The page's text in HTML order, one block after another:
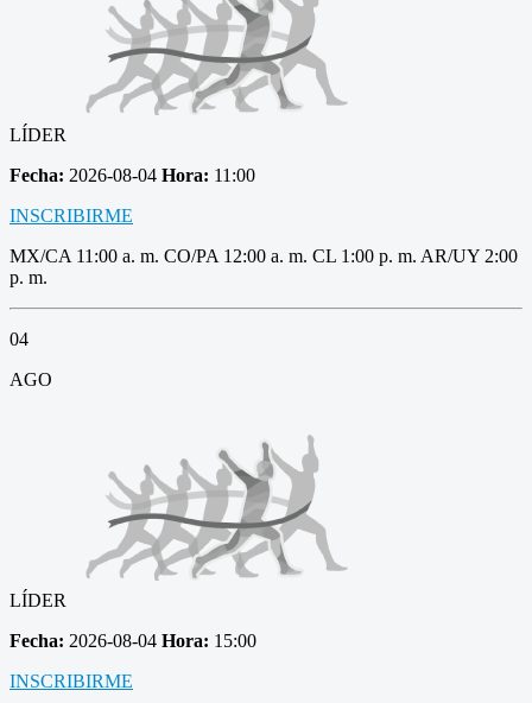
LÍDER
Fecha: 2026-08-04 Hora: 11:00
INSCRIBIRME
MX/CA 11:00 a. m. CO/PA 12:00 a. m. CL 1:00 p. m. AR/UY 2:00
p. m.
04
AGO
LÍDER
Fecha: 2026-08-04 Hora: 15:00
INSCRIBIRME